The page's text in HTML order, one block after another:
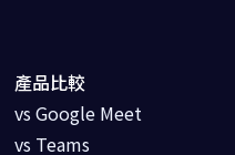
產品比較
vs Google Meet
vs Teams